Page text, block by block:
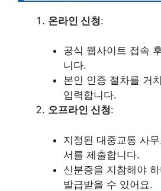
온라인 신청:
공식 웹사이트 접속
니다.
본인 인증 절차를 거
입력합니다.
오프라인 신청:
지정된 대중교통 사
서를 제출합니다.
신분증을 지참해야
발급받을 수 있어요.